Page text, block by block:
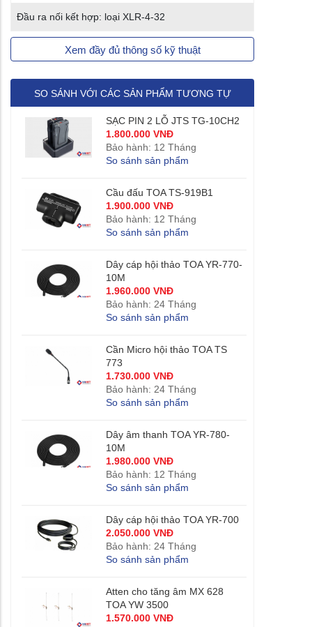
Đầu ra nối kết hợp: loại XLR-4-32
Xem đầy đủ thông số kỹ thuật
SO SÁNH VỚI CÁC SẢN PHẨM TƯƠNG TỰ
SẠC PIN 2 LỖ JTS TG-10CH2
1.800.000 VNĐ
Bảo hành: 12 Tháng
So sánh sản phẩm
Cầu đấu TOA TS-919B1
1.900.000 VNĐ
Bảo hành: 12 Tháng
So sánh sản phẩm
Dây cáp hội thảo TOA YR-770-
10M
1.960.000 VNĐ
Bảo hành: 24 Tháng
So sánh sản phẩm
Cần Micro hội thảo TOA TS
773
1.730.000 VNĐ
Bảo hành: 24 Tháng
So sánh sản phẩm
Dây âm thanh TOA YR-780-
10M
1.980.000 VNĐ
Bảo hành: 12 Tháng
So sánh sản phẩm
Dây cáp hội thảo TOA YR-700
2.050.000 VNĐ
Bảo hành: 24 Tháng
So sánh sản phẩm
Atten cho tăng âm MX 628
TOA YW 3500
1.570.000 VNĐ